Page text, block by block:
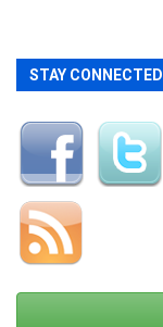
STAY CONNECTED